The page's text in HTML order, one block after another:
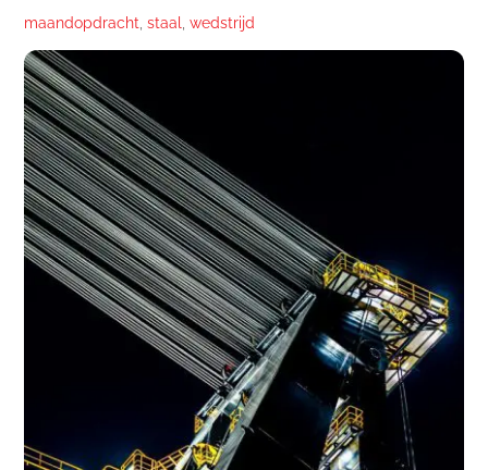
maandopdracht ,staal ,wedstrijd